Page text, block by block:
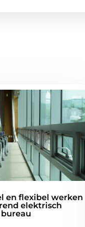
en flexibel werken
elektrisch